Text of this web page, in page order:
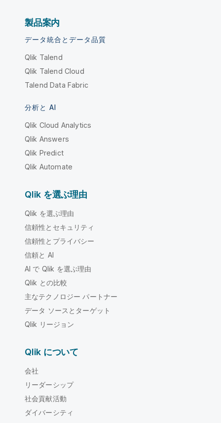
製品案内
データ統合とデータ品質
Qlik Talend
Qlik Talend Cloud
Talend Data Fabric
分析と AI
Qlik Cloud Analytics
Qlik Answers
Qlik Predict
Qlik Automate
Qlik を選ぶ理由
Qlik を選ぶ理由
信頼性とセキュリティ
信頼性とプライバシー
信頼と AI
AI で Qlik を選ぶ理由
Qlik との比較
主なテクノロジー パートナー
データ ソースとターゲット
Qlik リージョン
Qlik について
会社
リーダーシップ
社会貢献活動
ダイバーシティ